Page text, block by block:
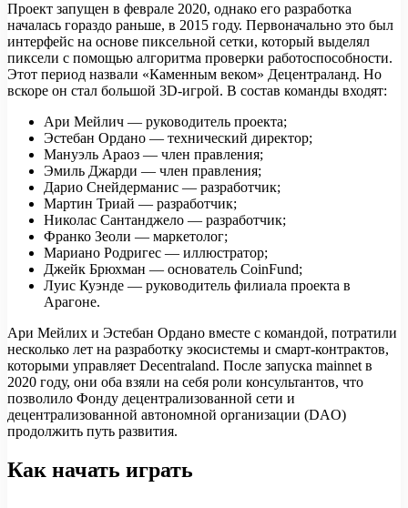
Проект запущен в феврале 2020, однако его разработка
началась гораздо раньше, в 2015 году. Первоначально это был
интерфейс на основе пиксельной сетки, который выделял
пиксели с помощью алгоритма проверки работоспособности.
Этот период назвали «Каменным веком» Децентраланд. Но
вскоре он стал большой 3D-игрой. В состав команды входят:
Ари Мейлич — руководитель проекта;
Эстебан Ордано — технический директор;
Мануэль Араоз — член правления;
Эмиль Джарди — член правления;
Дарио Снейдерманис — разработчик;
Мартин Триай — разработчик;
Николас Сантанджело — разработчик;
Франко Зеоли — маркетолог;
Мариано Родригес — иллюстратор;
Джейк Брюхман — основатель CoinFund;
Луис Куэнде — руководитель филиала проекта в
Арагоне.
Ари Мейлих и Эстебан Ордано вместе с командой, потратили
несколько лет на разработку экосистемы и смарт-контрактов,
которыми управляет Decentraland. После запуска mainnet в
2020 году, они оба взяли на себя роли консультантов, что
позволило Фонду децентрализованной сети и
децентрализованной автономной организации (DAO)
продолжить путь развития.
Как начать играть